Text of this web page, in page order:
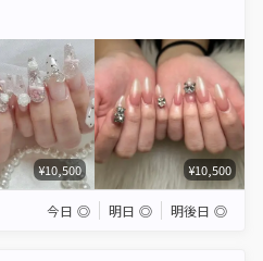
¥10,500 ¥10,500
今日 ◎ 明日 ◎ 明後日 ◎